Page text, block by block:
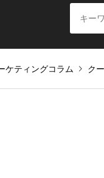
ケティングコラム ク